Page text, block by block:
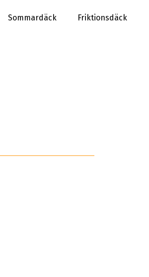
Sommardäck Friktionsdäck